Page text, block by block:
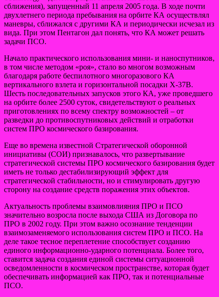
сближения), запущенный 11 апреля 2005 года. В ходе почти
двухлетнего периода пребывания на орбите КА осуществлял
маневры, сближался с другими КА и периодически исчезал из
вида. При этом Пентагон дал понять, что КА может решать
задачи ПСО.
Начало практического использования мини- и наноспутников,
в том числе методом «роя», стало во многом возможным
благодаря работе беспилотного многоразового КА
вертикального взлета и горизонтальной посадки Х-37В.
Шесть последовательных запусков этого КА, уже проведшего
на орбите более 2500 суток, свидетельствуют о реальных
приготовлениях по всему спектру возможностей – от
разведки до противоспутниковых действий и отработки
систем ПРО космического базирования.
Еще во времена известной Стратегической оборонной
инициативы (СОИ) признавалось, что развертывание
стратегической системы ПРО космического базирования будет
иметь не только дестабилизирующий эффект для
стратегической стабильности, но и стимулировать другую
сторону на создание средств поражения этих объектов.
Актуальность проблемы взаимовлияния ПРО и ПСО
значительно возросла после выхода США из Договора по
ПРО в 2002 году. При этом важно осознание тенденции
взаимозаменяемого использования систем ПРО и ПСО. На
деле такое тесное переплетение способствует созданию
единого информационно-ударного потенциала. Более того,
ставится задача создания единой системы ситуационной
осведомленности в космическом пространстве, которая будет
обеспечивать информацией как ПРО, так и потенциальные
ПСО.